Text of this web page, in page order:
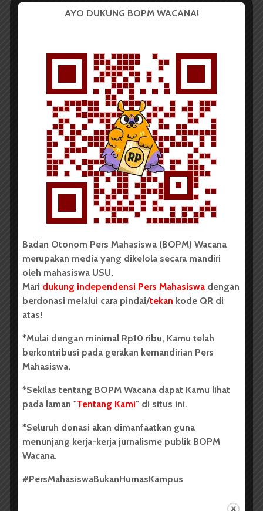
Perpaduan antara dia dan dia
Dia yang kau sebut pria dan wanita
Tangis yang pecah, tanda si dia baik-baik saja
Si dia harus berkembang
Perlahan tapi pasti, tiap gerak langkah teruji
Uluran tangan memacu semangat untuk berdiri
Fase tersulit sudah dilalui
Dia sudah tumbuh dan berkembang
Tinggal kau isi dan jaga
Dia kini bisa mengenal huruf dan angka
Tinggal tambah saja pengetahuannya
Mulai mengenal siapa pria dan wanita
Mulai mengenal rasa
Hasrat ingin menyatu menjadi nyata
AYO DUKUNG BOPM WACANA!
Badan Otonom Pers Mahasiswa (BOPM) Wacana
merupakan media yang dikelola secara mandiri
oleh mahasiswa USU.
Mari dukung independensi Pers Mahasiswa dengan
berdonasi melalui cara pindai/tekan kode QR di
atas!
*Mulai dengan minimal Rp10 ribu, Kamu telah
berkontribusi pada gerakan kemandirian Pers
Mahasiswa.
*Sekilas tentang BOPM Wacana dapat Kamu lihat
pada laman "Tentang Kami" di situs ini.
*Seluruh donasi akan dimanfaatkan guna
menunjang kerja-kerja jurnalisme publik BOPM
Wacana.
#PersMahasiswaBukanHumasKampus